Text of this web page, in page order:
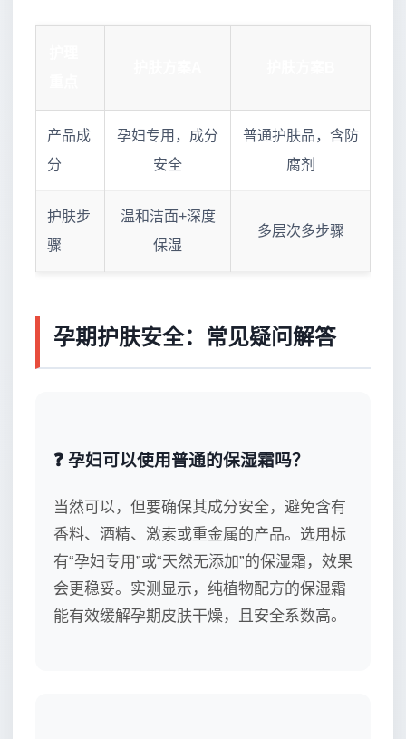
产品成
分
孕妇专用，成分
安全
普通护肤品，含防
腐剂
护肤步
骤
温和洁面+深度
保湿
多层次多步骤
孕期护肤安全：常见疑问解答
❓ 孕妇可以使用普通的保湿霜吗？
当然可以，但要确保其成分安全，避免含有
香料、酒精、激素或重金属的产品。选用标
有“孕妇专用”或“天然无添加”的保湿霜，效果
会更稳妥。实测显示，纯植物配方的保湿霜
能有效缓解孕期皮肤干燥，且安全系数高。